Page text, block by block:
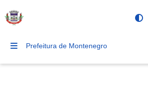
Prefeitura de Montenegro